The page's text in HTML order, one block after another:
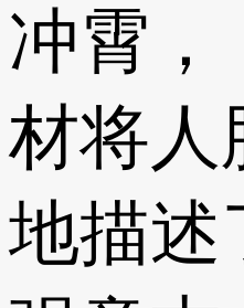
冲霄，
材将人
地描述